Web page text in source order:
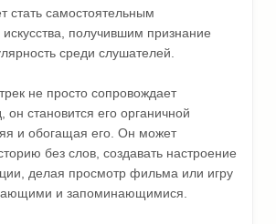
стать самостоятельным
получившим признание
среди слушателей.
не просто сопровождает
он становится его органичной
и обогащая его. Он может
без слов, создавать настроение
делая просмотр фильма или игру
и запоминающимися.